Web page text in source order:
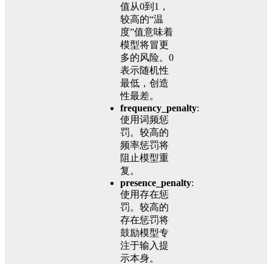
值从0到1，
较高的“温
度”值意味着
模型将冒更
多的风险。0
表示随机性
最低，创造
性最差。
frequency_penalty:
使用词频惩
罚。较高的
频率惩罚将
阻止模型重
复。
presence_penalty:
使用存在惩
罚。较高的
存在惩罚将
鼓励模型专
注于输入提
示本身。